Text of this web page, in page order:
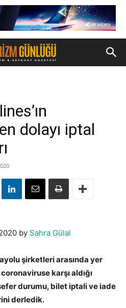
dolayı iptal
by Sahra Gülal
şirketleri arasında yer
karşı aldığı
durumu, bilet iptali ve iade
derledik.